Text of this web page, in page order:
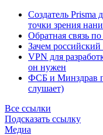
Создатель Prisma
точки зрения
Обратная связь
Зачем
VPN для
он нужен
ФСБ и Минздрав
слушает)
Все ссылки
Подсказать ссылку
Медиа